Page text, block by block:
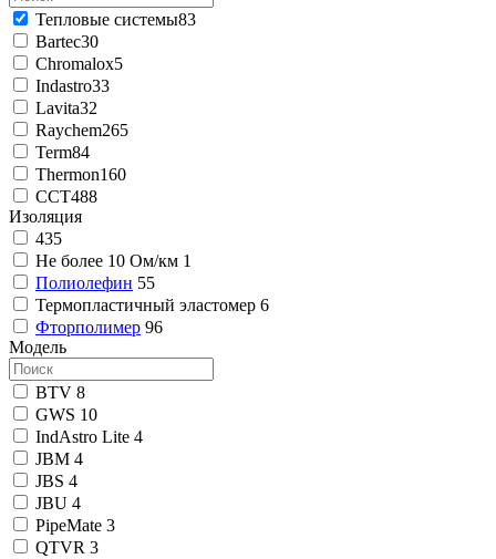
Тепловые системы83
Bartec30
Chromalox5
Indastro33
Lavita32
Raychem265
Term84
Thermon160
ССТ488
Изоляция
435
Не более 10 Ом/км 1
Полиолефин 55
Термопластичный эластомер 6
Фторполимер 96
Модель
BTV 8
GWS 10
IndAstro Lite 4
JBM 4
JBS 4
JBU 4
PipeMate 3
QTVR 3